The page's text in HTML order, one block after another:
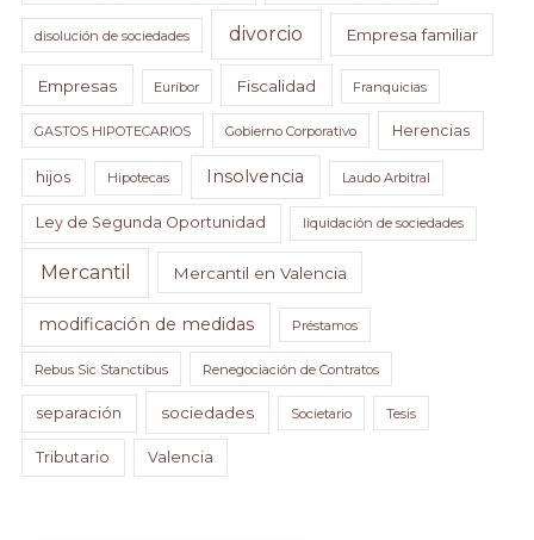
disolución de sociedades divorcio Empresa familiar
Empresas Euríbor Fiscalidad Franquicias
GASTOS HIPOTECARIOS Gobierno Corporativo Herencias
hijos Hipotecas Insolvencia Laudo Arbitral
Ley de Segunda Oportunidad liquidación de sociedades
Mercantil Mercantil en Valencia
modificación de medidas Préstamos
Rebus Sic Stanctibus Renegociación de Contratos
separación sociedades Societario Tesis
Tributario Valencia